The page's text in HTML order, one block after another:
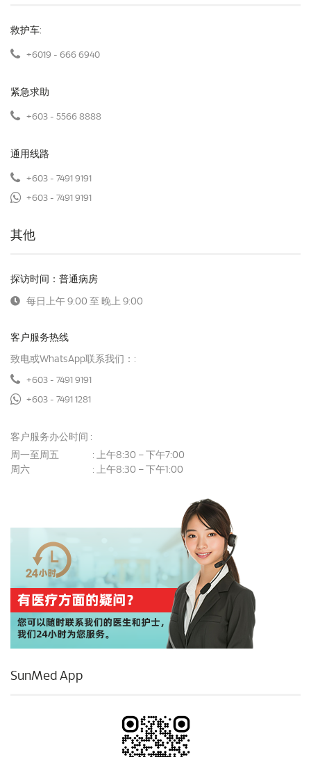
救护车:
+6019 - 666 6940
紧急求助
+603 - 5566 8888
通用线路
+603 - 7491 9191
+603 - 7491 9191
其他
探访时间：普通病房
每日上午 9:00 至 晚上 9:00
客户服务热线
致电或WhatsApp联系我们：:
+603 - 7491 9191
+603 - 7491 1281
客户服务办公时间 :
周一至周五
: 上午8:30 – 下午7:00
周六
: 上午8:30 – 下午1:00
SunMed App